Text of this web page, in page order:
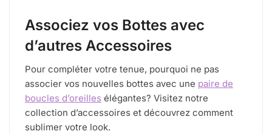
Associez vos Bottes avec
d’autres Accessoires
Pour compléter votre tenue, pourquoi ne pas
associer vos nouvelles bottes avec une paire de
boucles d’oreilles élégantes? Visitez notre
collection d’accessoires et découvrez comment
sublimer votre look.